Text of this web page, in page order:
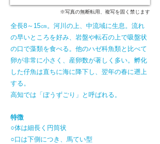
※写真の無断転用、複写を固く禁じます
全長8～15㎝。河川の上、中流域に生息。流れ
の早いところを好み、岩盤や転石の上で吸盤状
の口で藻類を食べる。他のハゼ科魚類と比べて
卵が非常に小さく、産卵数が著しく多い。孵化
した仔魚は直ちに海に降下し、翌年の春に遡上
する。
高知では「ぼうずごり」と呼ばれる。
特徴
○体は細長く円筒状
○口は下側につき、馬てい型